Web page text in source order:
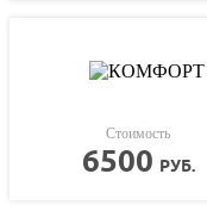
Стоимость
6500 РУБ.